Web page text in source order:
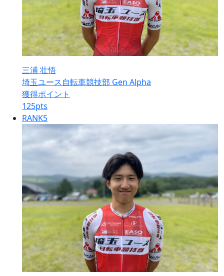
三浦 壮悟
埼玉ユース自転車競技部 Gen Alpha
獲得ポイント
125pts
RANK5